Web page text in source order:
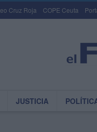
Cruz Roja COPE Ceuta
JUSTICIA